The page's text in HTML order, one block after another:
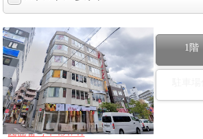
1階
図面番号：434741